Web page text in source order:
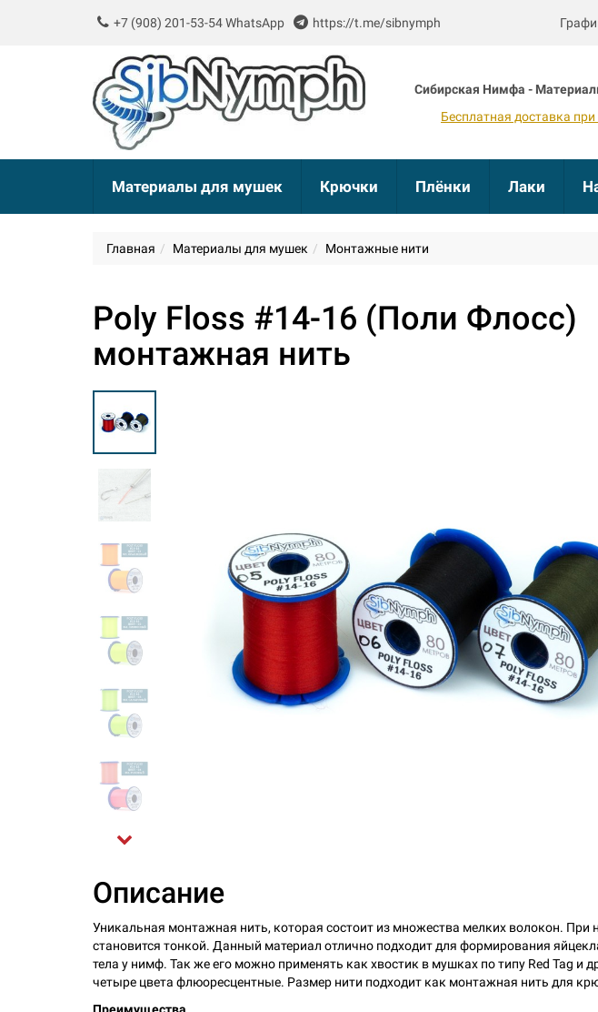
+7 (908) 201-53-54 WhatsApp https://t.me/sibnymph
Сибирская Нимфа -
Бесплатная доставка
Материалы для мушек Крючки Плёнки Лаки
Главная Материалы для мушек Монтажные нити
Poly Floss #14-16 (Поли Флосс)
монтажная нить
Описание
Уникальная монтажная нить, которая состоит из множества мелких волокон. При
становится тонкой. Данный материал отлично подходит для формирования
тела у нимф. Так же его можно применять как хвостик в мушках по типу Red Tag и
четыре цвета флюоресцентные. Размер нити подходит как монтажная нить для